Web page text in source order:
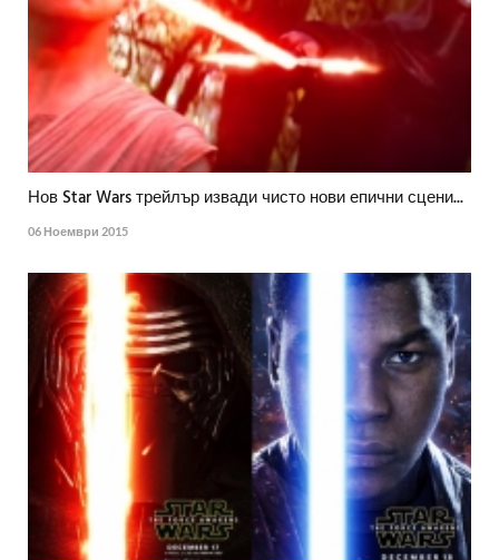
Нов Star Wars трейлър извади чисто нови епични сцени...
06 Ноември 2015